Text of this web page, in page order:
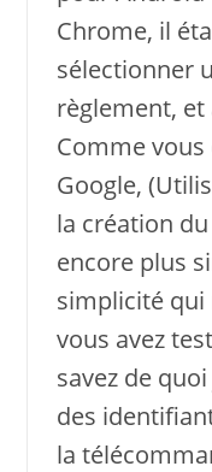
Chrome, il
sélectionner
règlement,
Comme
Google,
la création
encore plus
simplicité qui
vous avez
savez de
des
la